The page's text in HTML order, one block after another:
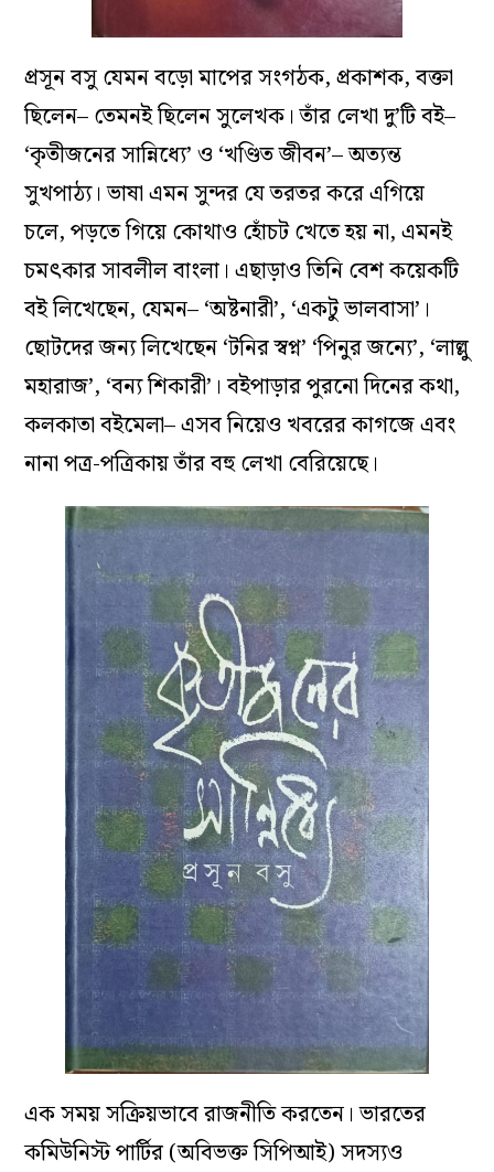
প্রসূন বসু যেমন বড়ো মাপের সংগঠক, প্রকাশক, বক্তা
ছিলেন– তেমনই ছিলেন সুলেখক। তাঁর লেখা দু’টি বই–
‘কৃতীজনের সান্নিধ্যে’ ও ‘খণ্ডিত জীবন’– অত্যন্ত
সুখপাঠ্য। ভাষা এমন সুন্দর যে তরতর করে এগিয়ে
চলে, পড়তে গিয়ে কোথাও হোঁচট খেতে হয় না, এমনই
চমৎকার সাবলীল বাংলা। এছাড়াও তিনি বেশ কয়েকটি
বই লিখেছেন, যেমন– ‘অষ্টনারী’, ‘একটু ভালবাসা’।
ছোটদের জন্য লিখেছেন ‘টনির স্বপ্ন’ ‘পিনুর জন্যে’, ‘লাল্লু
মহারাজ’, ‘বন্য শিকারী’। বইপাড়ার পুরনো দিনের কথা,
কলকাতা বইমেলা– এসব নিয়েও খবরের কাগজে এবং
নানা পত্র-পত্রিকায় তাঁর বহু লেখা বেরিয়েছে।
এক সময় সক্রিয়ভাবে রাজনীতি করতেন। ভারতের
কমিউনিস্ট পার্টির (অবিভক্ত সিপিআই) সদস্যও